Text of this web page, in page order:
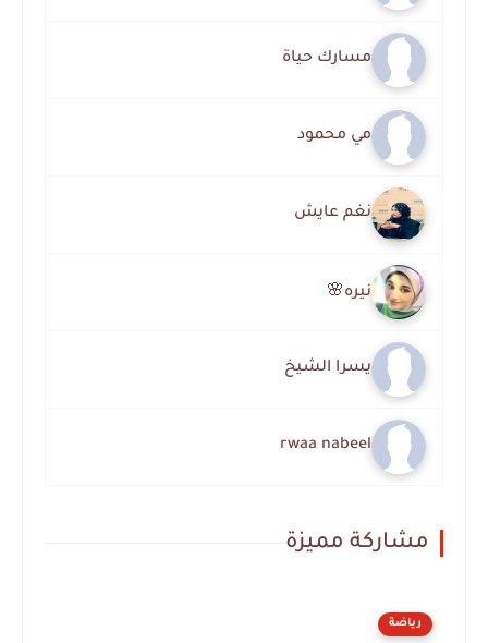
مسارك حياة
مي محمود
نغم عايش
نيره🌸
يسرا الشيخ
rwaa nabeel
مشاركة مميزة
رياضة